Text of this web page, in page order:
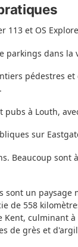
113 et OS
parkings dans
pédestres
pubs à Louth,
sur
Beaucoup
sont un paysage
de 558
Kent, culminant
de grès et